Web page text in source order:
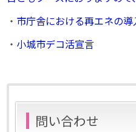
・ 市庁舎における再エネの導
・ 小城市デコ活宣言
問い合わせ